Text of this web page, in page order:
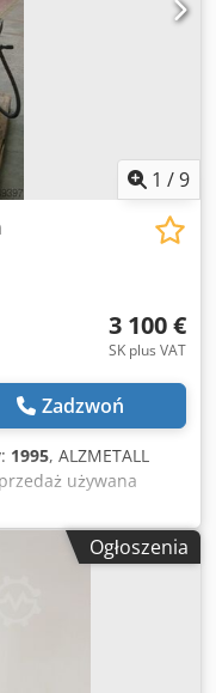
1 /9
3 100 €
SK plus VAT
Zadzwoń
1995, ALZMETALL
używana
AB4/SV,
Aptskr
prac
produkcyjnych, przy
i w
konstrukcji nadaje
Dane
AB4/SV Typ
Ogłoszenia